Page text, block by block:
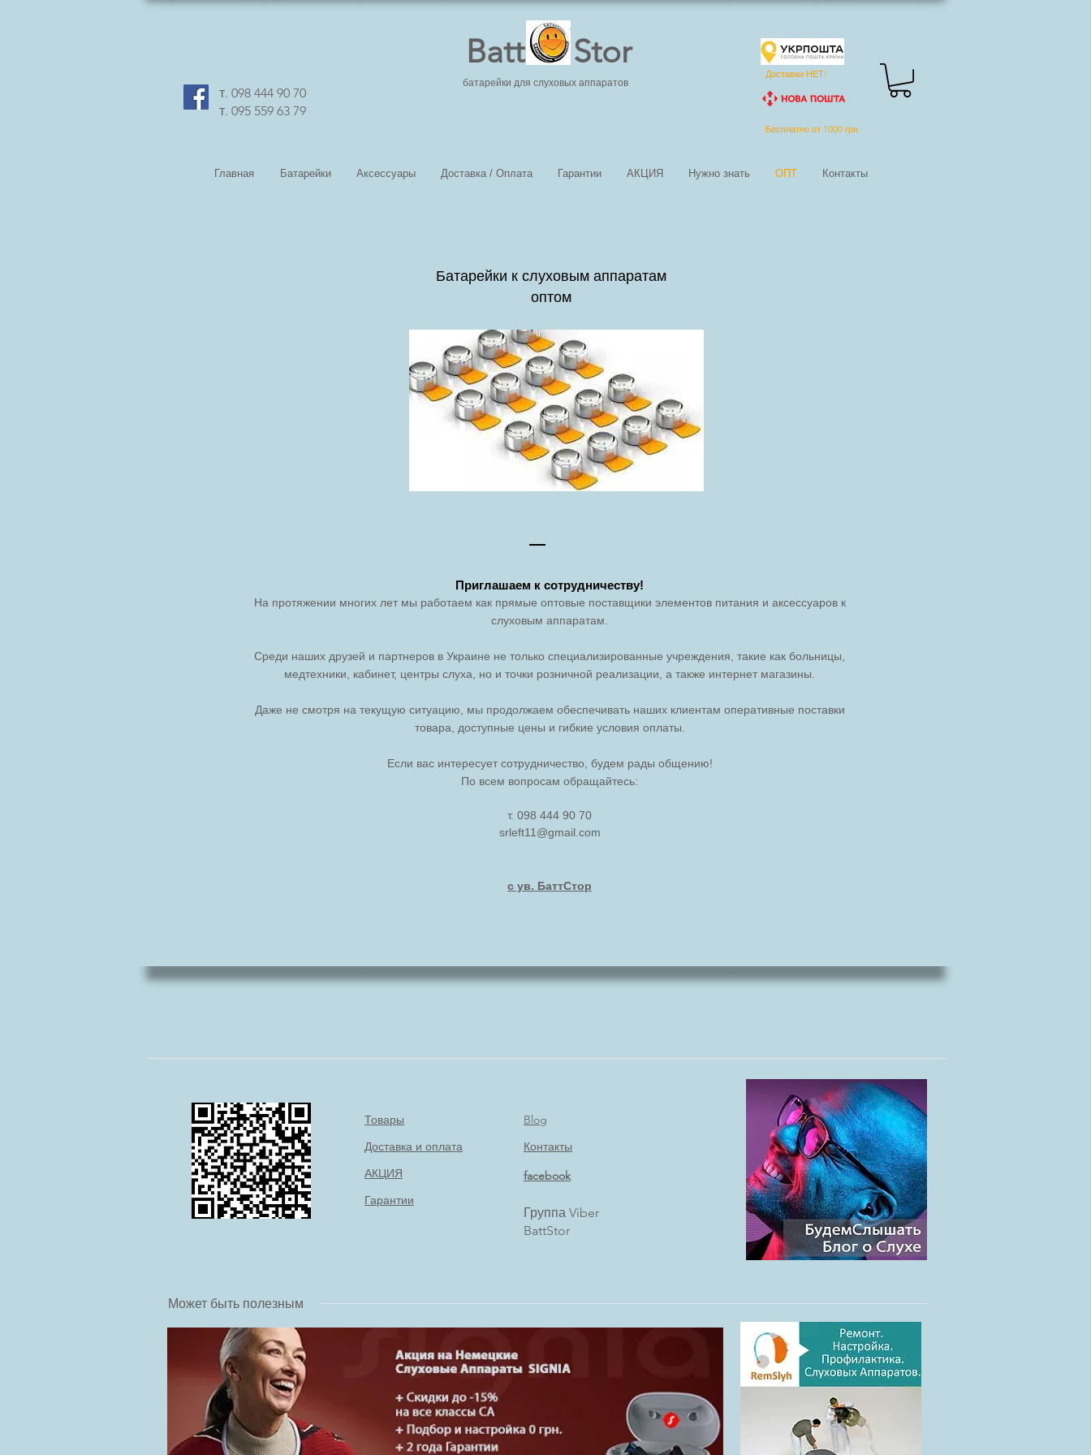
т. 098 444 90 70
т. 095 559 63 79
Batt Stor
батарейки для слуховых аппаратов
Доставки НЕТ!
Бесплатно от 1000 грн.
Главная Батарейки Аксессуары Доставка / Оплата Гарантии АКЦИЯ Нужно знать ОПТ Контакты
Батарейки к слуховым аппаратам
оптом
Приглашаем к сотрудничеству!
На протяжении многих лет мы работаем как прямые оптовые поставщики элементов питания и аксессуаров к
слуховым аппаратам.
Среди наших друзей и партнеров в Украине не только специализированные учреждения, такие как больницы,
медтехники, кабинет, центры слуха, но и точки розничной реализации, а также интернет магазины.
Даже не смотря на текущую ситуацию, мы продолжаем обеспечивать наших клиентам оперативные поставки
товара, доступные цены и гибкие условия оплаты.
Если вас интересует сотрудничество, будем рады общению!
По всем вопросам обращайтесь:
т. 098 444 90 70
srleft11@gmail.com
с ув. БаттСтор
Товары
Доставка и оплата
АКЦИЯ
Гарантии
Blog
Контакты
facebook
Группа Viber
BattStor
Может быть полезным